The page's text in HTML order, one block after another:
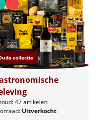
collectie
47 artikelen
Uitverkocht